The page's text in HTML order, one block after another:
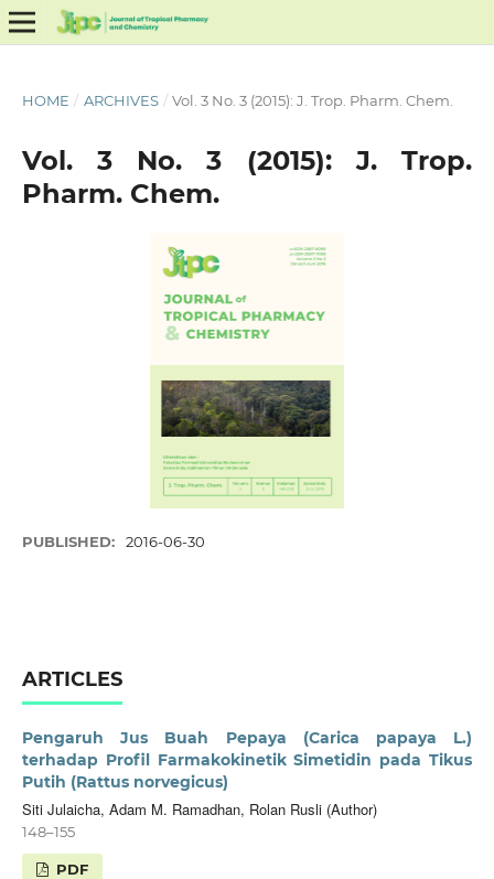
HOME / ARCHIVES / Vol. 3 No. 3 (2015): J. Trop. Pharm. Chem.
Vol. 3 No. 3 (2015): J. Trop.
Pharm. Chem.
PUBLISHED: 2016-06-30
ARTICLES
Pengaruh Jus Buah Pepaya (Carica papaya L.)
terhadap Profil Farmakokinetik Simetidin pada Tikus
Putih (Rattus norvegicus)
Siti Julaicha, Adam M. Ramadhan, Rolan Rusli (Author)
148–155
PDF